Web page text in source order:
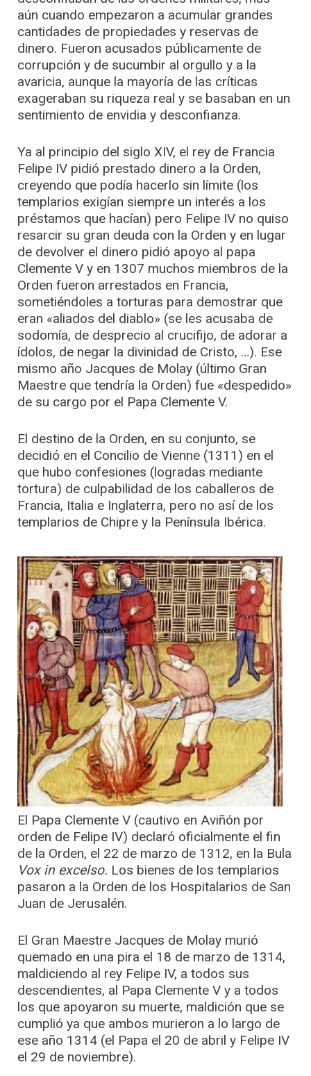
aún cuando empezaron a acumular grandes
cantidades de propiedades y reservas de
dinero. Fueron acusados públicamente de
corrupción y de sucumbir al orgullo y a la
avaricia, aunque la mayoría de las críticas
exageraban su riqueza real y se basaban en un
sentimiento de envidia y desconfianza.
Ya al principio del siglo XIV, el rey de Francia
Felipe IV pidió prestado dinero a la Orden,
creyendo que podía hacerlo sin límite (los
templarios exigían siempre un interés a los
préstamos que hacían) pero Felipe IV no quiso
resarcir su gran deuda con la Orden y en lugar
de devolver el dinero pidió apoyo al papa
Clemente V y en 1307 muchos miembros de la
Orden fueron arrestados en Francia,
sometiéndoles a torturas para demostrar que
eran «aliados del diablo» (se les acusaba de
sodomía, de desprecio al crucifijo, de adorar a
ídolos, de negar la divinidad de Cristo, …). Ese
mismo año Jacques de Molay (último Gran
Maestre que tendría la Orden) fue «despedido»
de su cargo por el Papa Clemente V.
El destino de la Orden, en su conjunto, se
decidió en el Concilio de Vienne (1311) en el
que hubo confesiones (logradas mediante
tortura) de culpabilidad de los caballeros de
Francia, Italia e Inglaterra, pero no así de los
templarios de Chipre y la Península Ibérica.
El Papa Clemente V (cautivo en Aviñón por
orden de Felipe IV) declaró oficialmente el fin
de la Orden, el 22 de marzo de 1312, en la Bula
Vox in excelso. Los bienes de los templarios
pasaron a la Orden de los Hospitalarios de San
Juan de Jerusalén.
El Gran Maestre Jacques de Molay murió
quemado en una pira el 18 de marzo de 1314,
maldiciendo al rey Felipe IV, a todos sus
descendientes, al Papa Clemente V y a todos
los que apoyaron su muerte, maldición que se
cumplió ya que ambos murieron a lo largo de
ese año 1314 (el Papa el 20 de abril y Felipe IV
el 29 de noviembre).